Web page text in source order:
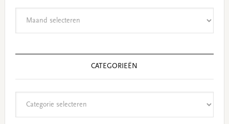
CATEGORIEËN